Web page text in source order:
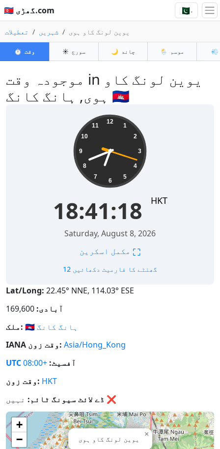
🇵🇰 گھڑی.com 🇵🇰▾
تعطیلات شہریں یوین لونگ کاو ہوی
⏱️ وقت ☀️ سورج 🌙 چاند 🌦️ موسم 💨
موجودہ وقت in یوین لونگ کاو
ہوی, ہانگ کانگ 🇭🇰
12
1
2
3
4
5
6
7
8
9
10
11
18:41:18 HKT
Saturday, August 8, 2026
⛶
12 گھنٹے کا فارمیٹ دکھائیں
Lat/Long: 22.45° NNE, 114.03° ESE
آبادی:
ملک: 🇭🇰ہانگ کانگ
IANA وقت زون: Asia/Hong_Kong
UTC
آفسیٹ: +08:00
وقت زون: HKT
ڈے لائٹ سیونگ ٹائم: ❌
یوین لونگ کاو ہوی
×
+
−